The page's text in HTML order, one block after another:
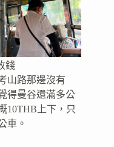
錢
山路那邊沒有
得曼谷還滿多公
10THB上下，只
車。